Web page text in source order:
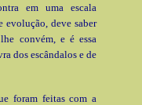
em uma escala
evolução, deve saber
convém, e é essa
dos escândalos e de
foram feitas com a